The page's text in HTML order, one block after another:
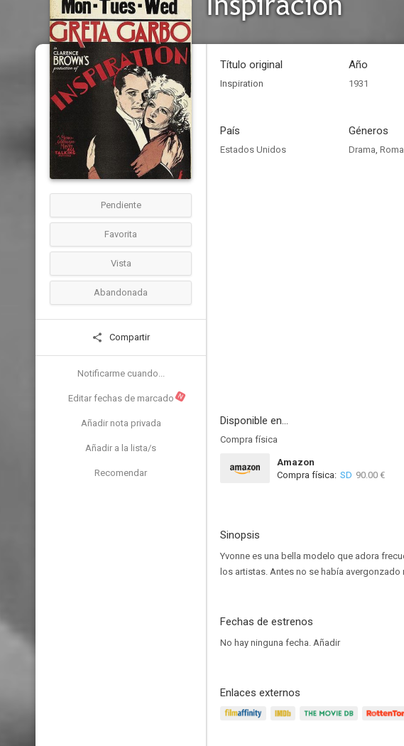
Pendiente
Favorita
Vista
Abandonada
Compartir
Notificarme cuando...
Editar fechas de marcado N
Añadir nota privada
Añadir a la lista/s
Recomendar
Título original
Inspiration
Año
1931
País
Estados Unidos
Géneros
Drama,
Disponible en...
Compra física
Amazon
Compra física: SD 90.00 €
Sinopsis
Yvonne es una bella modelo que adora
los artistas. Antes no se había
Fechas de estrenos
No hay ninguna fecha. Añadir
Enlaces externos